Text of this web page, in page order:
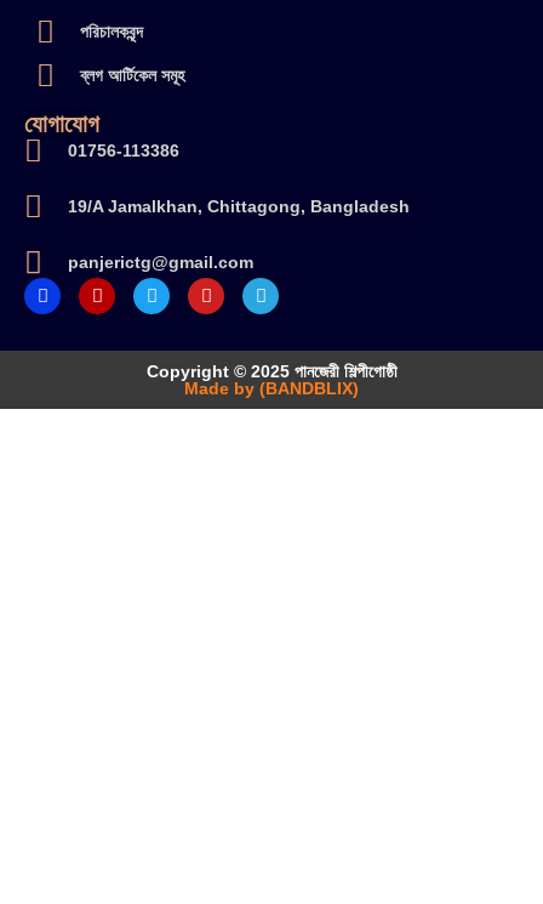
পরিচালকবৃন্দ
ব্লগ আর্টিকেল সমূহ
যোগাযোগ
01756-113386
19/A Jamalkhan, Chittagong, Bangladesh
panjerictg@gmail.com
Copyright © 2025 পানজেরী শিল্পীগোষ্ঠী
Made by (BANDBLIX)